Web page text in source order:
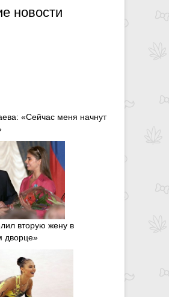
новости
«Сейчас меня начнут
вторую жену в
дворце»